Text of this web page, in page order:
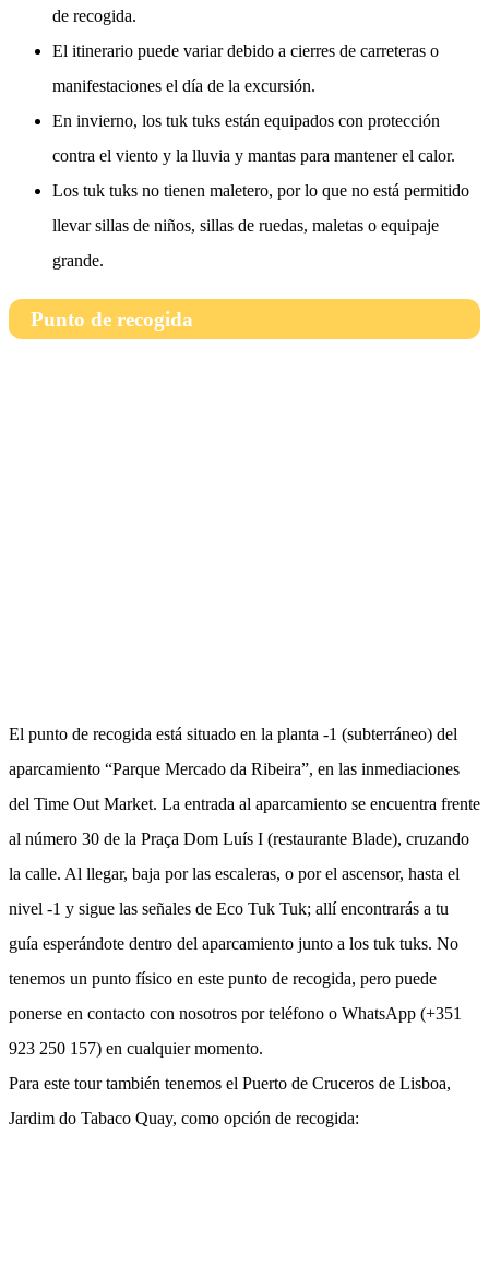
de recogida.
El itinerario puede variar debido a cierres de carreteras o
manifestaciones el día de la excursión.
En invierno, los tuk tuks están equipados con protección
contra el viento y la lluvia y mantas para mantener el calor.
Los tuk tuks no tienen maletero, por lo que no está permitido
llevar sillas de niños, sillas de ruedas, maletas o equipaje
grande.
Punto de recogida
El punto de recogida está situado en la planta -1 (subterráneo) del
aparcamiento “Parque Mercado da Ribeira”, en las inmediaciones
del Time Out Market. La entrada al aparcamiento se encuentra frente
al número 30 de la Praça Dom Luís I (restaurante Blade), cruzando
la calle. Al llegar, baja por las escaleras, o por el ascensor, hasta el
nivel -1 y sigue las señales de Eco Tuk Tuk; allí encontrarás a tu
guía esperándote dentro del aparcamiento junto a los tuk tuks. No
tenemos un punto físico en este punto de recogida, pero puede
ponerse en contacto con nosotros por teléfono o WhatsApp (+351
923 250 157) en cualquier momento.
Para este tour también tenemos el Puerto de Cruceros de Lisboa,
Jardim do Tabaco Quay, como opción de recogida: